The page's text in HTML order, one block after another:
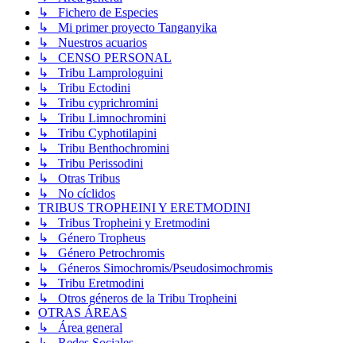
↳ Fichero de Especies
↳ Mi primer proyecto Tanganyika
↳ Nuestros acuarios
↳ CENSO PERSONAL
↳ Tribu Lamprologuini
↳ Tribu Ectodini
↳ Tribu cyprichromini
↳ Tribu Limnochromini
↳ Tribu Cyphotilapini
↳ Tribu Benthochromini
↳ Tribu Perissodini
↳ Otras Tribus
↳ No cíclidos
TRIBUS TROPHEINI Y ERETMODINI
↳ Tribus Tropheini y Eretmodini
↳ Género Tropheus
↳ Género Petrochromis
↳ Géneros Simochromis/Pseudosimochromis
↳ Tribu Eretmodini
↳ Otros géneros de la Tribu Tropheini
OTRAS ÁREAS
↳ Área general